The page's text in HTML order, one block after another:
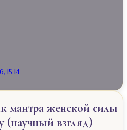
15:14
мантра женской силы
(научный взгляд)